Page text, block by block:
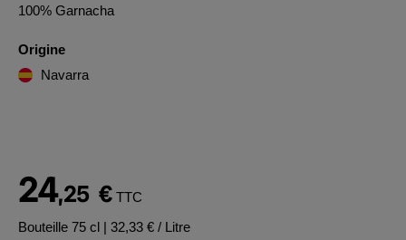
100% Garnacha
Origine
Navarra
24,25 € TTC
Bouteille 75 cl | 32,33 € / Litre